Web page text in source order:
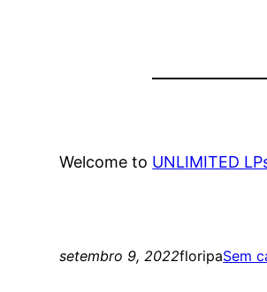
Welcome to UNLIMITED
setembro 9, 2022floripaSem